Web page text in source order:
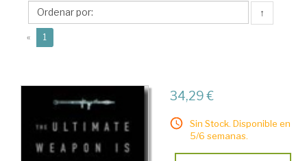
↑
« 1
34,29 €
Sin Stock. Disponible en
5/6 semanas.